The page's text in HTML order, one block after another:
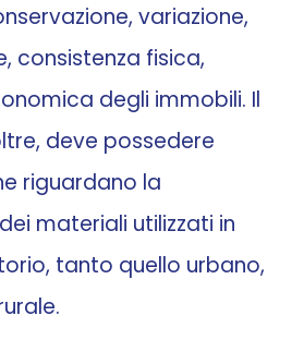
variazione,
consistenza fisica,
degli immobili. Il
deve possedere
riguardano la
materiali utilizzati in
tanto quello urbano,